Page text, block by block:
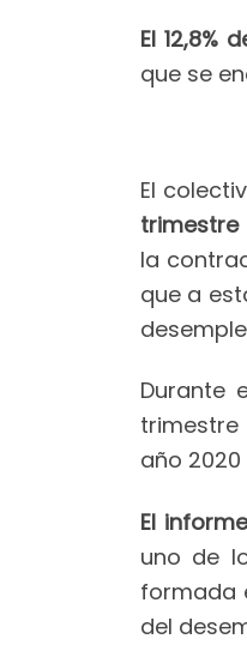
El
que se
El
trimestre
la
que a
Durante
trimestre
año
El
uno de
formada
del